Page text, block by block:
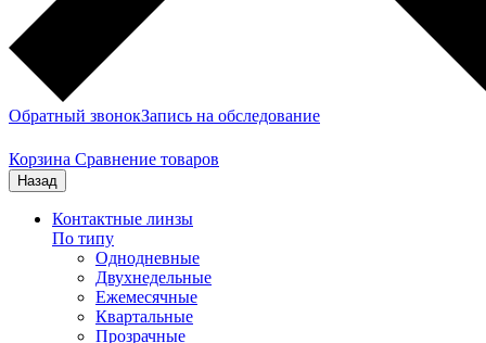
Обратный звонокЗапись на обследование
Корзина Сравнение товаров
Назад
Контактные линзы
По типу
Однодневные
Двухнедельные
Ежемесячные
Квартальные
Прозрачные